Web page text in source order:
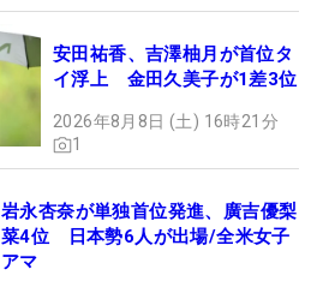
安田祐香、吉澤柚月が首位タ
イ浮上 金田久美子が1差3位
2026年8月8日 (土) 16時21分
1
岩永杏奈が単独首位発進、廣吉優梨
菜4位 日本勢6人が出場/全米女子
アマ